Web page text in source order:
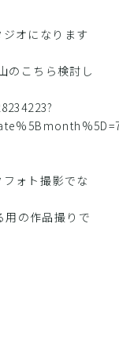
オになります
のこちら検討し
ォト撮影でな
用の作品撮りで